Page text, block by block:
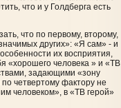
что и у Голдберга есть
что по первому, второму,
других»: «Я сам» - и
их восприятия,
«хорошего человека » и «ТВ
задающими «зону
четвертому фактору не
человеком», в «ТВ герой»